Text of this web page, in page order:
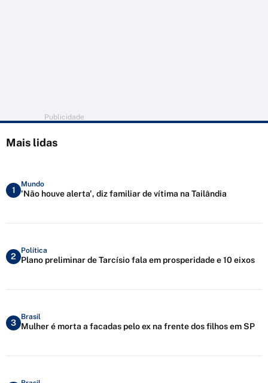
Publicidade
Mais lidas
1
Mundo
'Não houve alerta', diz familiar de vítima na Tailândia
2
Política
Plano preliminar de Tarcísio fala em prosperidade e 10 eixos
3
Brasil
Mulher é morta a facadas pelo ex na frente dos filhos em SP